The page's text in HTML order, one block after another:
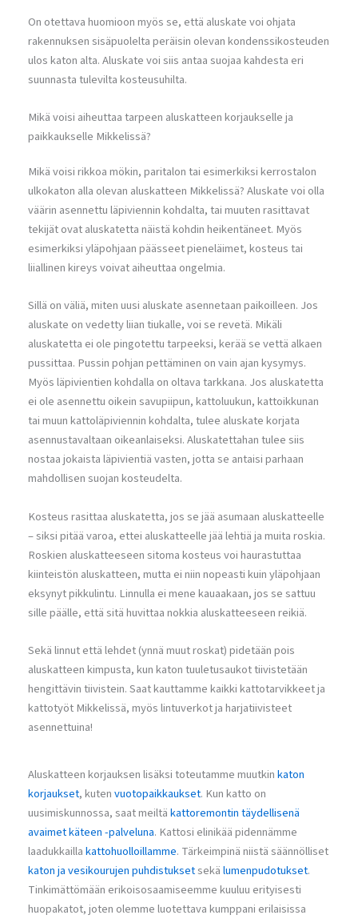
On otettava huomioon myös se, että aluskate voi ohjata
rakennuksen sisäpuolelta peräisin olevan kondenssikosteuden
ulos katon alta. Aluskate voi siis antaa suojaa kahdesta eri
suunnasta tulevilta kosteusuhilta.
Mikä voisi aiheuttaa tarpeen aluskatteen korjaukselle ja
paikkaukselle Mikkelissä?
Mikä voisi rikkoa mökin, paritalon tai esimerkiksi kerrostalon
ulkokaton alla olevan aluskatteen Mikkelissä? Aluskate voi olla
väärin asennettu läpiviennin kohdalta, tai muuten rasittavat
tekijät ovat aluskatetta näistä kohdin heikentäneet. Myös
esimerkiksi yläpohjaan päässeet pieneläimet, kosteus tai
liiallinen kireys voivat aiheuttaa ongelmia.
Sillä on väliä, miten uusi aluskate asennetaan paikoilleen. Jos
aluskate on vedetty liian tiukalle, voi se revetä. Mikäli
aluskatetta ei ole pingotettu tarpeeksi, kerää se vettä alkaen
pussittaa. Pussin pohjan pettäminen on vain ajan kysymys.
Myös läpivientien kohdalla on oltava tarkkana. Jos aluskatetta
ei ole asennettu oikein savupiipun, kattoluukun, kattoikkunan
tai muun kattoläpiviennin kohdalta, tulee aluskate korjata
asennustavaltaan oikeanlaiseksi. Aluskatettahan tulee siis
nostaa jokaista läpivientiä vasten, jotta se antaisi parhaan
mahdollisen suojan kosteudelta.
Kosteus rasittaa aluskatetta, jos se jää asumaan aluskatteelle
– siksi pitää varoa, ettei aluskatteelle jää lehtiä ja muita roskia.
Roskien aluskatteeseen sitoma kosteus voi haurastuttaa
kiinteistön aluskatteen, mutta ei niin nopeasti kuin yläpohjaan
eksynyt pikkulintu. Linnulla ei mene kauaakaan, jos se sattuu
sille päälle, että sitä huvittaa nokkia aluskatteeseen reikiä.
Sekä linnut että lehdet (ynnä muut roskat) pidetään pois
aluskatteen kimpusta, kun katon tuuletusaukot tiivistetään
hengittävin tiivistein. Saat kauttamme kaikki kattotarvikkeet ja
kattotyöt Mikkelissä, myös lintuverkot ja harjatiivisteet
asennettuina!
Aluskatteen korjauksen lisäksi toteutamme muutkinkaton
korjaukset, kutenvuotopaikkaukset. Kun katto on
uusimiskunnossa, saat meiltäkattoremontin täydellisenä
avaimet käteen -palveluna. Kattosi elinikää pidennämme
laadukkaillakattohuolloillamme. Tärkeimpinä niistä säännölliset
katon ja vesikourujen puhdistuksetsekälumenpudotukset.
Tinkimättömään erikoisosaamiseemme kuuluu erityisesti
huopakatot, joten olemme luotettava kumppani erilaisissa